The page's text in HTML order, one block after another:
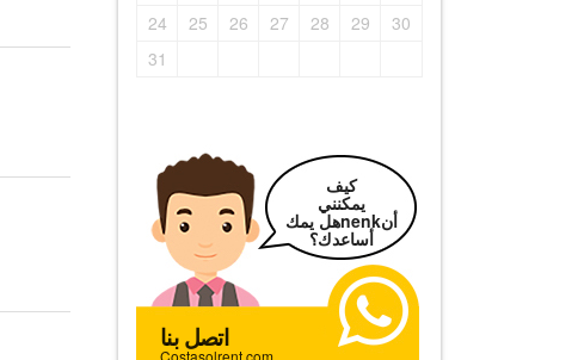
24
25 26 27 28 29
30
31
كيف
يمكنني
هل يمكnenkأن
أساعدك؟
اتصل بنا
Costasolrent.com